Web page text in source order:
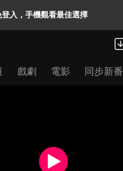
入，手機觀看最佳選擇
戲劇 電影 同步新番